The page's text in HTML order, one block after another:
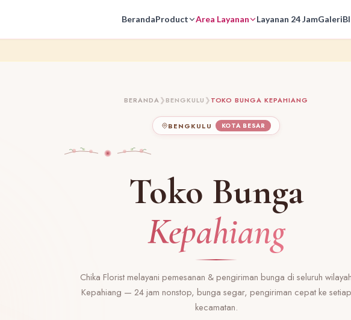
BerandaProduct Area Layanan Layanan 24 JamGaleri
BERANDA❯BENGKULU ❯TOKO BUNGA KEPAHIANG
BENGKULU KOTA BESAR
Toko Bunga
Kepahiang
Chika Florist melayani pemesanan & pengiriman bunga di seluruh
Kepahiang — 24 jam nonstop, bunga segar, pengiriman cepat ke setiap
kecamatan.